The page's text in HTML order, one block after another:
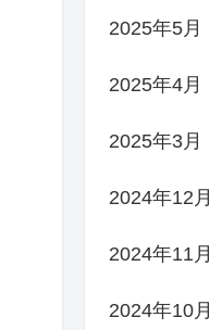
2025年5月
2025年4月
2025年3月
2024年12月
2024年11月
2024年10月